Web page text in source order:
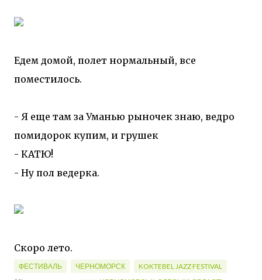
Едем домой, полет нормальный, все
поместилось.
- Я еще там за Уманью рыночек знаю, ведро
помидорок купим, и грушек
- КАТЮ!
- Ну пол ведерка.
Скоро лето.
ФЕСТИВАЛЬ ЧЕРНОМОРСК
KOKTEBEL JAZZ FESTIVAL